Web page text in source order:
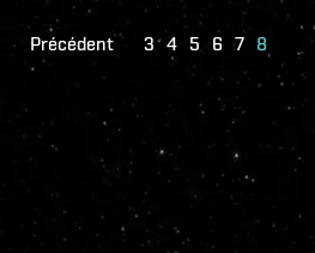
Précédent 3 4 5 6 7 8